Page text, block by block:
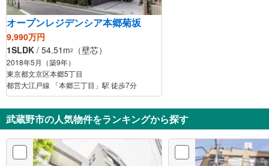
オープンレジデンシア本郷菊坂
9,990万円
1SLDK / 54.51m2 （壁芯）
2018年5月（築9年）
東京都文京区本郷5丁目
都営大江戸線 「本郷三丁目」駅 徒歩7分
武蔵野市の人気物件をランキングから探す